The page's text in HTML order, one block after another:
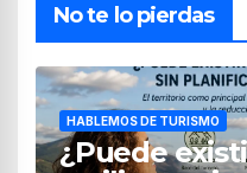
No te lo pierdas
HABLEMOS DE TURISMO
¿Puede